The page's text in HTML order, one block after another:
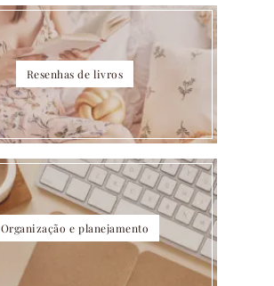
Resenhas de livros
Organização e planejamento